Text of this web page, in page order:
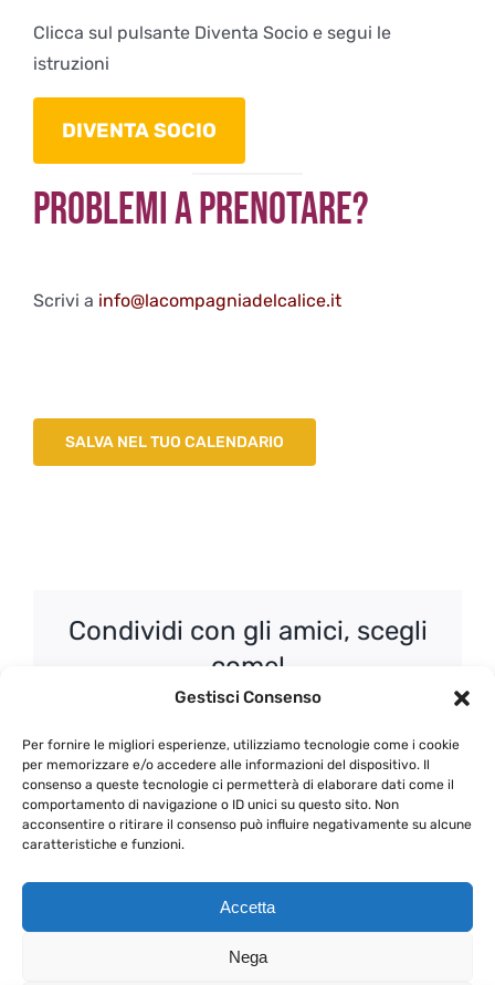
Gestisci Consenso
Per fornire le migliori esperienze, utilizziamo tecnologie come i cookie
per memorizzare e/o accedere alle informazioni del dispositivo. Il
consenso a queste tecnologie ci permetterà di elaborare dati come il
comportamento di navigazione o ID unici su questo sito. Non
acconsentire o ritirare il consenso può influire negativamente su alcune
caratteristiche e funzioni.
Accetta
Nega
Clicca sul pulsante Diventa Socio e segui le
istruzioni
DIVENTA SOCIO
Problemi a Prenotare?
Scrivi a info@lacompagniadelcalice.it
SALVA NEL TUO CALENDARIO
Condividi con gli amici, scegli
come!
Bianchi umbri con
degustazione